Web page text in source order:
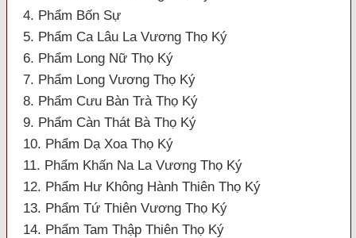
4. Phẩm Bốn Sự
5. Phẩm Ca Lâu La Vương Thọ Ký
6. Phẩm Long Nữ Thọ Ký
7. Phẩm Long Vương Thọ Ký
8. Phẩm Cưu Bàn Trà Thọ Ký
9. Phẩm Càn Thát Bà Thọ Ký
10. Phẩm Dạ Xoa Thọ Ký
11. Phẩm Khấn Na La Vương Thọ Ký
12. Phẩm Hư Không Hành Thiên Thọ Ký
13. Phẩm Tứ Thiên Vương Thọ Ký
14. Phẩm Tam Thập Thiên Thọ Ký